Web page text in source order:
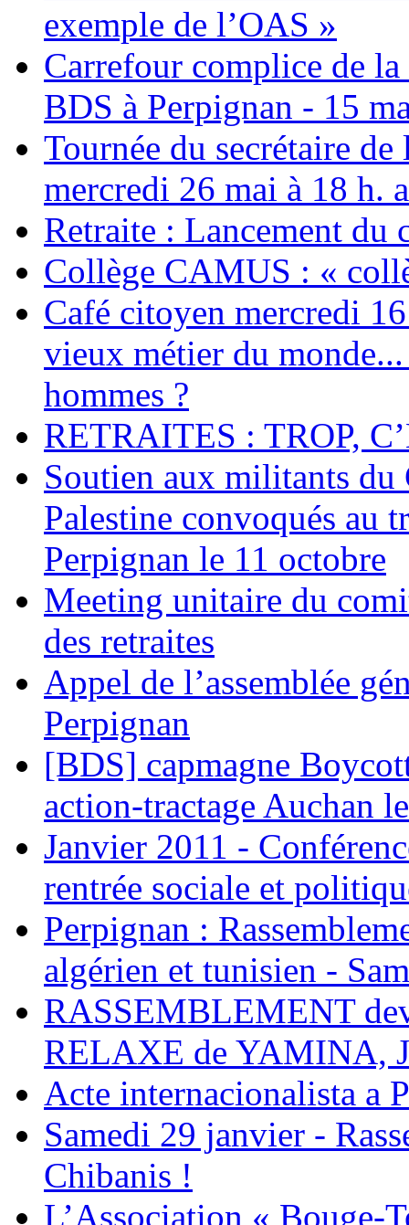
exemple de l’OAS »
Carrefour complice de
BDS à Perpignan - 15
Tournée du secrétaire
mercredi 26 mai à 18 h.
Retraite : Lancement du
Collège CAMUS : «
Café citoyen mercredi
vieux métier du
hommes ?
RETRAITES : TROP,
Soutien aux militants
Palestine convoqués au
Perpignan le 11 octobre
Meeting unitaire du
des retraites
Appel de l’assemblée
Perpignan
[BDS] capmagne
action-tractage Auchan
Janvier 2011 -
rentrée sociale et
Perpignan :
algérien et tunisien -
RASSEMBLEMENT
RELAXE de YAMINA,
Acte internacionalista a
Samedi 29 janvier -
Chibanis !
L’Association « Bouge-